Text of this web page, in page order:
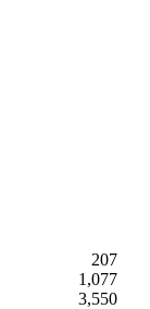
207
1,077
3,550